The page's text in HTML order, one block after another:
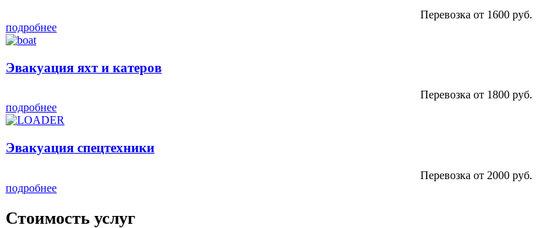
Перевозка от 1600 руб.
подробнее
Эвакуация яхт и катеров
Перевозка от 1800 руб.
подробнее
Эвакуация спецтехники
Перевозка от 2000 руб.
подробнее
Стоимость услуг